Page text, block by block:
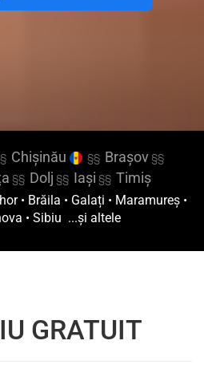
Chișinău §§ Brașov§§
§§ Dolj §§ Iași §§ Timiș
• Brăila • Galați • Maramureș •
• Sibiu ...și altele
GRATUIT